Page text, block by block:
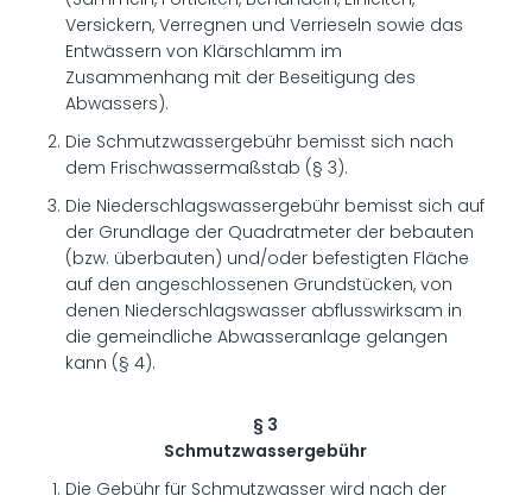
Versickern, Verregnen und Verrieseln sowie das
Entwässern von Klärschlamm im
Zusammenhang mit der Beseitigung des
Abwassers).
Die Schmutzwassergebühr bemisst sich nach
dem Frischwassermaßstab (§ 3).
Die Niederschlagswassergebühr bemisst sich auf
der Grundlage der Quadratmeter der bebauten
(bzw. überbauten) und/oder befestigten Fläche
auf den angeschlossenen Grundstücken, von
denen Niederschlagswasser abflusswirksam in
die gemeindliche Abwasseranlage gelangen
kann (§ 4).
§ 3
Schmutzwassergebühr
Die Gebühr für Schmutzwasser wird nach der